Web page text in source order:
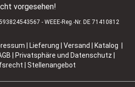
vorgesehen!
- WEEE-Reg.-Nr. DE 71410812
Lieferung | Versand
Katalog |
Privatsphäre und Datenschutz
Stellenangebot